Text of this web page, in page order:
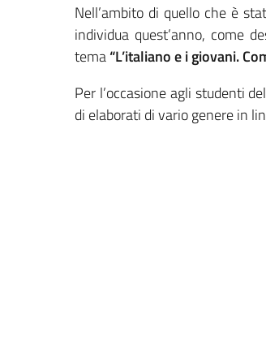
Nell’ambito di quello che è
individua quest’anno, come
tema“L’italiano e i giovani.
Per l’occasione agli studenti
di elaborati di vario genere in